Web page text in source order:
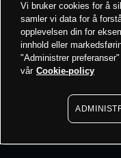
Vi bruker cookies for å
samler vi data for å
opplevelsen din for
innhold eller
"Administrer
vår Cookie-policy